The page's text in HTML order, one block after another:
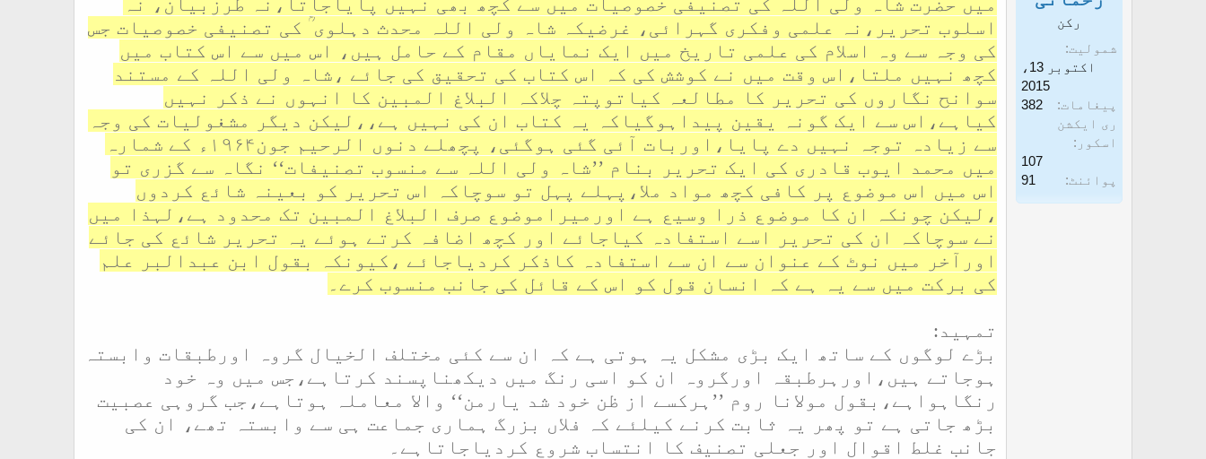
آ
ک
ر
ے
ا
ز
رکن
شمولیت
اکتوبر 13،
2015
پیغامات
382
ری ایکشن
اسکور
107
پوائنٹ
91
اسلوب تحریر،نہ علمی وفکری گہرائی، غرضیکہ شاہ ولی اللہ محدث دہلوی ؒ کی تصنیفی خصوصیات جس
کی وجہ سے وہ اسلام کی علمی تاریخ میں ایک نمایاں مقام کے حامل ہیں، اس میں سے اس کتاب میں
کچھ نہیں ملتا،اس وقت میں نے کوشش کی کہ اس کتاب کی تحقیق کی جائے ،شاہ ولی اللہ کے مستند
سوانح نگاروں کی تحریر کا مطالعہ کیاتوپتہ چلاکہ البلاغ المبین کا انہوں نے ذکر نہیں
کیاہے،اس سے ایک گونہ یقین پیداہوگیاکہ یہ کتاب ان کی نہیں ہے،،لیکن دیگر مشغولیات کی وجہ
سے زیادہ توجہ نہیں دے پایا،اوربات آئی گئی ہوگئی، پچھلے دنوں الرحیم جون۱۹۶۴ء کے شمارہ
میں محمد ایوب قادری کی ایک تحریر بنام ’’شاہ ولی اللہ سے منسوب تصنیفات‘‘ نگاہ سے گزری تو
اس میں اس موضوع پر کافی کچھ مواد ملا،پہلے پہل تو سوچاکہ اس تحریر کو بعینہ شائع کردوں
،لیکن چونکہ ان کا موضوع ذرا وسیع ہے اورمیراموضوع صرف البلاغ المبین تک محدود ہے،لہذا میں
نے سوچاکہ ان کی تحریر اسے استفادہ کیاجائے اور کچھ اضافہ کرتے ہوئے یہ تحریر شائع کی جائے
اورآخر میں نوٹ کے عنوان سے ان سے استفادہ کاذکر کردیاجائے ،کیونکہ بقول ابن عبدالبر علم
کی برکت میں سے یہ ہے کہ انسان قول کو اس کے قائل کی جانب منسوب کرے۔
تمہید:
بڑے لوگوں کے ساتھ ایک بڑی مشکل یہ ہوتی ہے کہ ان سے کئی مختلف الخیال گروہ اورطبقات وابستہ
ہوجاتے ہیں،اورہرطبقہ اورگروہ ان کو اسی رنگ میں دیکھناپسند کرتاہے،جس میں وہ خود
رنگاہواہے،بقول مولانا روم ’’ہرکسے از ظن خود شد یارمن‘‘ والا معاملہ ہوتاہے،جب گروہی عصبیت
بڑھ جاتی ہے تو پھر یہ ثابت کرنے کیلئے کہ فلاں بزرگ ہماری جماعت ہی سے وابستہ تھے، ان کی
جانب غلط اقوال اور جعلی تصنیف کا انتساب شروع کردیاجاتاہے۔